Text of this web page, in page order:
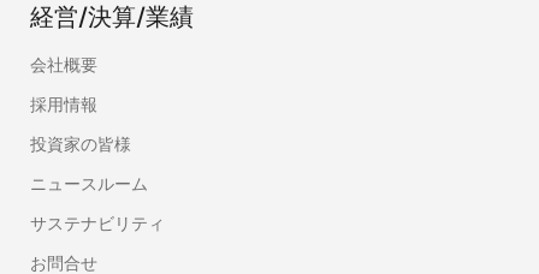
経営/決算/業績
会社概要
採用情報
投資家の皆様
ニュースルーム
サステナビリティ
お問合せ